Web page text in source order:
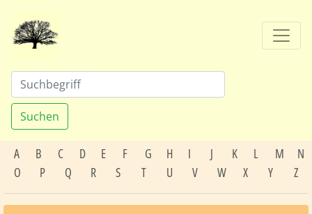
Suchen
A B C D E F G H I J K L M
N
O
P Q R S T U V W X Y Z